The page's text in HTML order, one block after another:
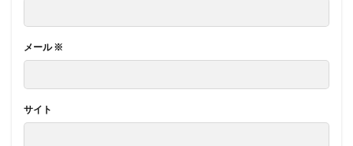
メール※
サイト